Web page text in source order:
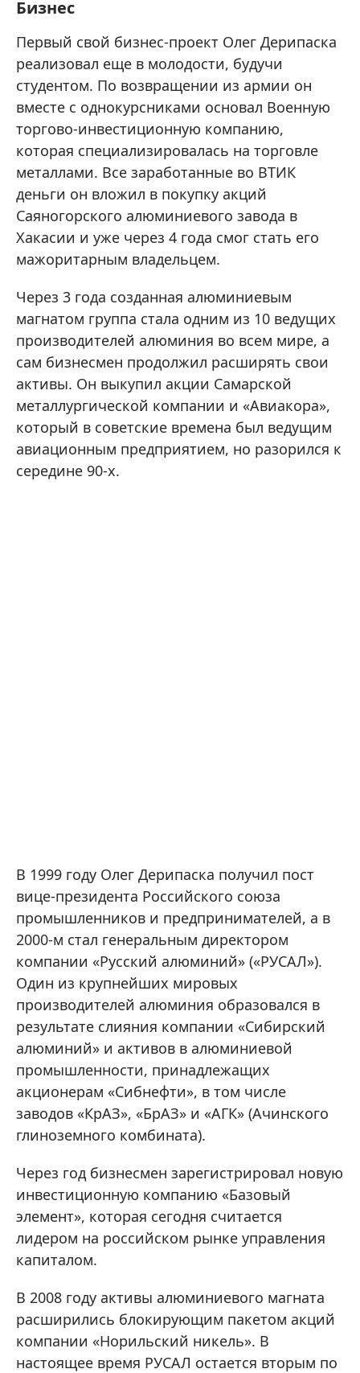
Бизнес
Первый свой бизнес-проект Олег Дерипаска
реализовал еще в молодости, будучи
студентом. По возвращении из армии он
вместе с однокурсниками основал Военную
торгово-инвестиционную компанию,
которая специализировалась на торговле
металлами. Все заработанные во ВТИК
деньги он вложил в покупку акций
Саяногорского алюминиевого завода в
Хакасии и уже через 4 года смог стать его
мажоритарным владельцем.
Через 3 года созданная алюминиевым
магнатом группа стала одним из 10 ведущих
производителей алюминия во всем мире, а
сам бизнесмен продолжил расширять свои
активы. Он выкупил акции Самарской
металлургической компании и «Авиакора»,
который в советские времена был ведущим
авиационным предприятием, но разорился к
середине 90-х.
В 1999 году Олег Дерипаска получил пост
вице-президента Российского союза
промышленников и предпринимателей, а в
2000-м стал генеральным директором
компании «Русский алюминий» («РУСАЛ»).
Один из крупнейших мировых
производителей алюминия образовался в
результате слияния компании «Сибирский
алюминий» и активов в алюминиевой
промышленности, принадлежащих
акционерам «Сибнефти», в том числе
заводов «КрАЗ», «БрАЗ» и «АГК» (Ачинского
глиноземного комбината).
Через год бизнесмен зарегистрировал новую
инвестиционную компанию «Базовый
элемент», которая сегодня считается
лидером на российском рынке управления
капиталом.
В 2008 году активы алюминиевого магната
расширились блокирующим пакетом акций
компании «Норильский никель». В
настоящее время РУСАЛ остается вторым по